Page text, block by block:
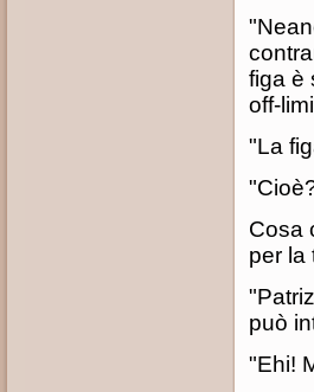
figa è
off-
"La
Cosa
per la
può
"Ehi!